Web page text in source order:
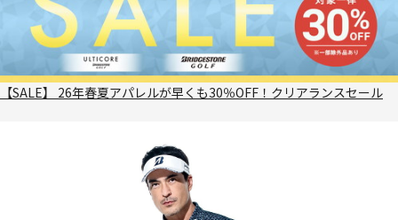
【SALE】 26年春夏アパレルが早くも30％OFF！クリアランスセール